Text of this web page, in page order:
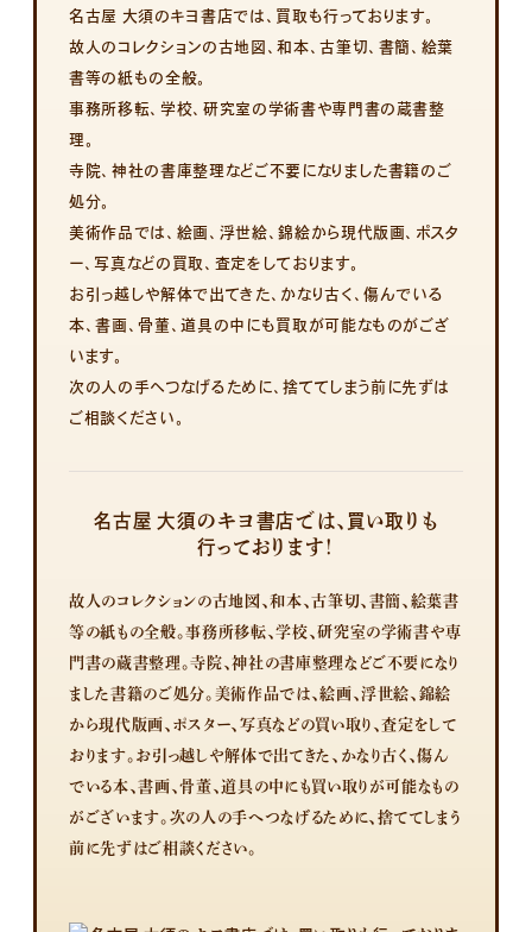
名古屋 大須のキヨ書店では、買取も行っております。
故人のコレクションの古地図、和本、古筆切、書簡、絵葉
書等の紙もの全般。
事務所移転、学校、研究室の学術書や専門書の蔵書整
理。
寺院、神社の書庫整理などご不要になりました書籍のご
処分。
美術作品では、絵画、浮世絵、錦絵から現代版画、ポスタ
ー、写真などの買取、査定をしております。
お引っ越しや解体で出てきた、かなり古く、傷んでいる
本、書画、骨董、道具の中にも買取が可能なものがござ
います。
次の人の手へつなげるために、捨ててしまう前に先ずは
ご相談ください。
名古屋 大須のキヨ書店では、買い取りも
行っております！
故人のコレクションの古地図、和本、古筆切、書簡、絵葉書
等の紙もの全般。事務所移転、学校、研究室の学術書や専
門書の蔵書整理。寺院、神社の書庫整理などご不要になり
ました書籍のご処分。 美術作品では、絵画、浮世絵、錦絵
から現代版画、ポスター、写真などの買い取り、査定をして
おります。 お引っ越しや解体で出てきた、かなり古く、傷ん
でいる本、書画、骨董、道具の中にも買い取りが可能なもの
がございます。 次の人の手へつなげるために、捨ててしまう
前に先ずはご相談ください。